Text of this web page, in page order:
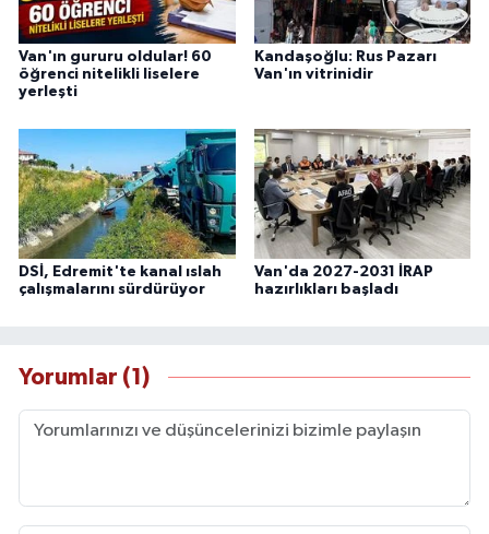
Van'ın gururu oldular! 60
öğrenci nitelikli liselere
yerleşti
Kandaşoğlu: Rus Pazarı
Van'ın vitrinidir
DSİ, Edremit'te kanal ıslah
çalışmalarını sürdürüyor
Van'da 2027-2031 İRAP
hazırlıkları başladı
Yorumlar (1)